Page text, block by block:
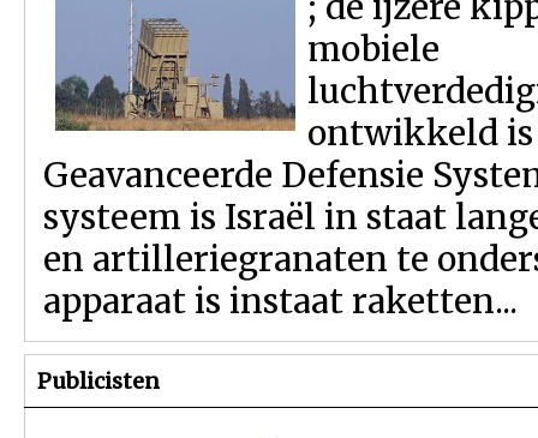
mobiele
ontwikkeld is
Geavanceerde Defensie
systeem is Israël in staat
en artilleriegranaten te
apparaat is instaat raketten...
Publicisten